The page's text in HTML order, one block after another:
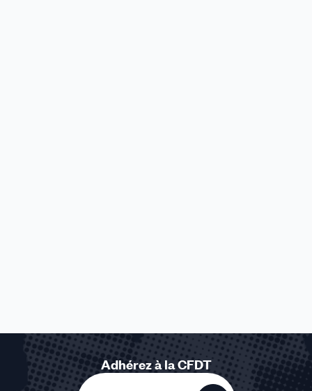
Adhérez à la CFDT